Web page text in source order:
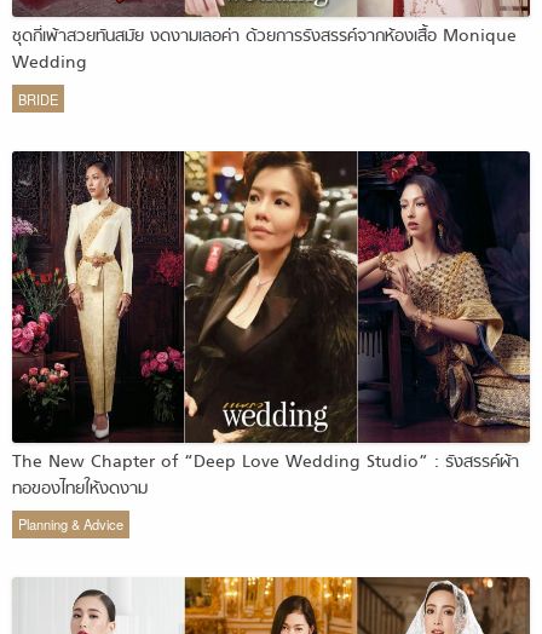
ชุดกี่เพ้าสวยทันสมัย งดงามเลอค่า ด้วยการรังสรรค์จากห้องเสื้อ Monique
Wedding
BRIDE
The New Chapter of “Deep Love Wedding Studio” : รังสรรค์ผ้า
ทอของไทยให้งดงาม
Planning & Advice